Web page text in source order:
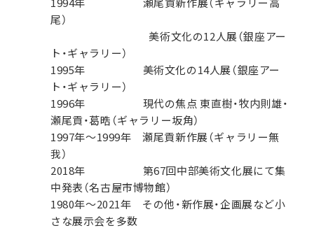
尾）
美術文化の12人展（銀座アー
ト・ギャラリー）
1995年 美術文化の14人展（銀座アー
ト・ギャラリー）
1996年 現代の焦点 東直樹・牧内則雄・
瀬尾貢・葛晧（ギャラリー坂角）
1997年～1999年 瀬尾貢新作展（ギャラリー無
我）
2018年 第67回中部美術文化展にて集
中発表（名古屋市博物館）
1980年～2021年 その他・新作展・企画展など小
さな展示会を多数